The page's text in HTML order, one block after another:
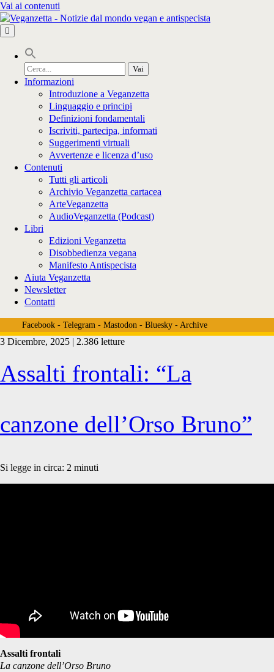
Vai ai contenuti
Cerca
per:
Informazioni
Introduzione a Veganzetta
Linguaggio e principi
Definizioni fondamentali
Iscriviti, partecipa, informati
Suggerimenti virtuali
Avvertenze e licenza d’uso
Contenuti
Tutti gli articoli
Archivio Veganzetta cartacea
ArteVeganzetta
AudioVeganzetta (Podcast)
Libri
Edizioni Veganzetta
Disobbedienza vegana
Manifesto Antispecista
Aiuta Veganzetta
Newsletter
Contatti
Facebook- Telegram- Mastodon- Bluesky- Archive
Tag:
<span>orsi
trentino</span>
3 Dicembre, 2025 | 2.386 letture
Assalti frontali: “La
canzone dell’Orso Bruno”
Si legge in circa: 2 minuti
Assalti frontali
La canzone dell’Orso Bruno